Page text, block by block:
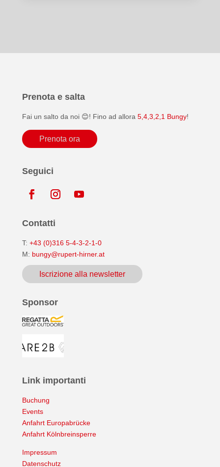
Prenota e salta
Fai un salto da noi 😊! Fino ad allora 5,4,3,2,1 Bungy!
Prenota ora
Seguici
Contatti
T: +43 (0)316 5-4-3-2-1-0
M: bungy@rupert-hirner.at
Iscrizione alla newsletter
Sponsor
Link importanti
Buchung
Events
Anfahrt Europabrücke
Anfahrt Kölnbreinsperre
Impressum
Datenschutz